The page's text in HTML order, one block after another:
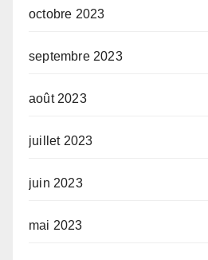
octobre 2023
septembre 2023
août 2023
juillet 2023
juin 2023
mai 2023